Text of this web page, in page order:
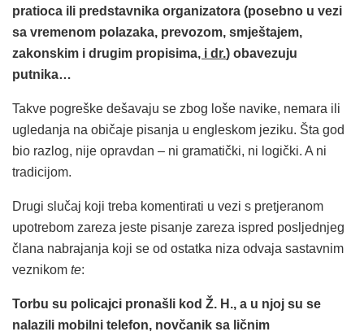
pratioca ili predstavnika organizatora (posebno u vezi
sa vremenom polazaka, prevozom, smještajem,
zakonskim i drugim propisima, i dr.) obavezuju
putnika…
Takve pogreške dešavaju se zbog loše navike, nemara ili
ugledanja na običaje pisanja u engleskom jeziku. Šta god
bio razlog, nije opravdan – ni gramatički, ni logički. A ni
tradicijom.
Drugi slučaj koji treba komentirati u vezi s pretjeranom
upotrebom zareza jeste pisanje zareza ispred posljednjeg
člana nabrajanja koji se od ostatka niza odvaja sastavnim
veznikom te:
Torbu su policajci pronašli kod Ž. H., a u njoj su se
nalazili mobilni telefon, novčanik sa ličnim